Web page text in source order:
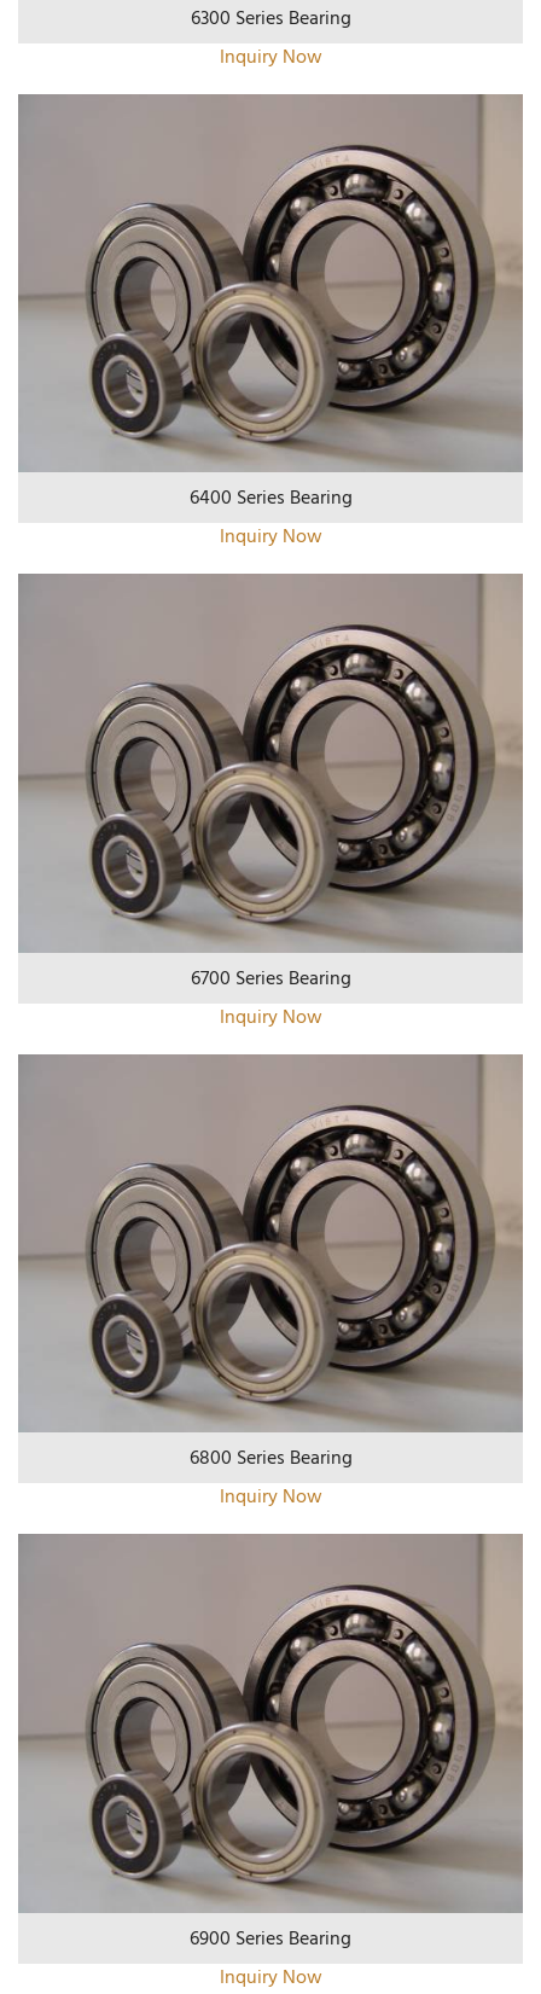
6300 Series Bearing
Inquiry Now
6400 Series Bearing
Inquiry Now
6700 Series Bearing
Inquiry Now
6800 Series Bearing
Inquiry Now
6900 Series Bearing
Inquiry Now